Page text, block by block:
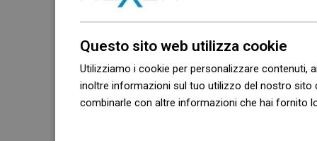
Questo sito web utilizza cookie
Utilizziamo i cookie per personalizzare contenuti,
inoltre informazioni sul tuo utilizzo del nostro sito
combinarle con altre informazioni che hai fornito